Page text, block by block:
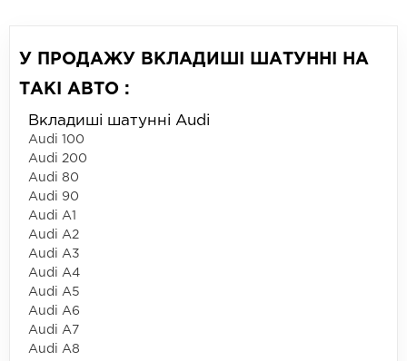
У ПРОДАЖУ ВКЛАДИШІ ШАТУННІ НА
ТАКІ АВТО :
Вкладиші шатунні Audi
Audi 100
Audi 200
Audi 80
Audi 90
Audi A1
Audi A2
Audi A3
Audi A4
Audi A5
Audi A6
Audi A7
Audi A8